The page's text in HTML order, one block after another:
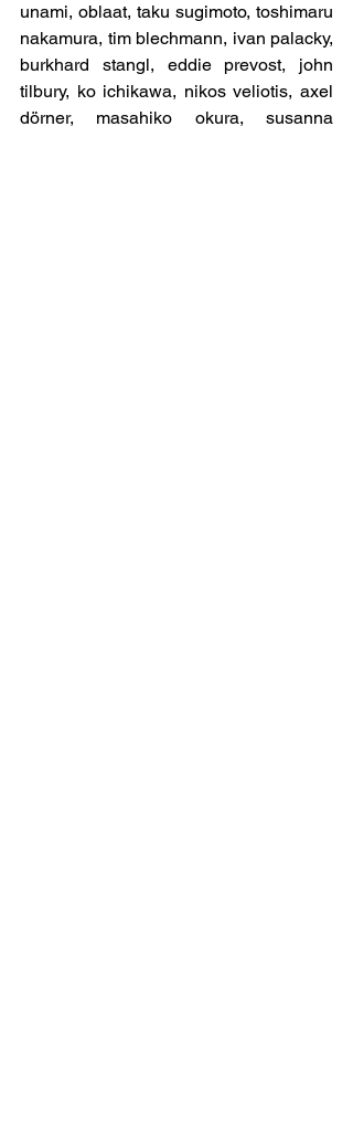
unami, oblaat, taku sugimoto, toshimaru
nakamura, tim blechmann, ivan palacky,
burkhard stangl, eddie prevost, john
tilbury, ko ichikawa, nikos veliotis, axel
dörner, masahiko okura, susanna